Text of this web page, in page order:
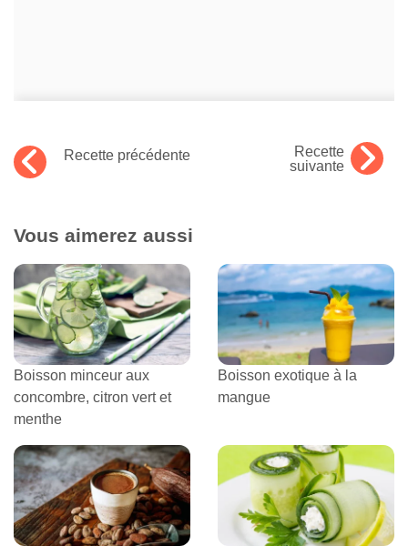
Recette précédente
Recette
suivante
Vous aimerez aussi
Boisson minceur aux
concombre, citron vert et
menthe
Boisson exotique à la
mangue